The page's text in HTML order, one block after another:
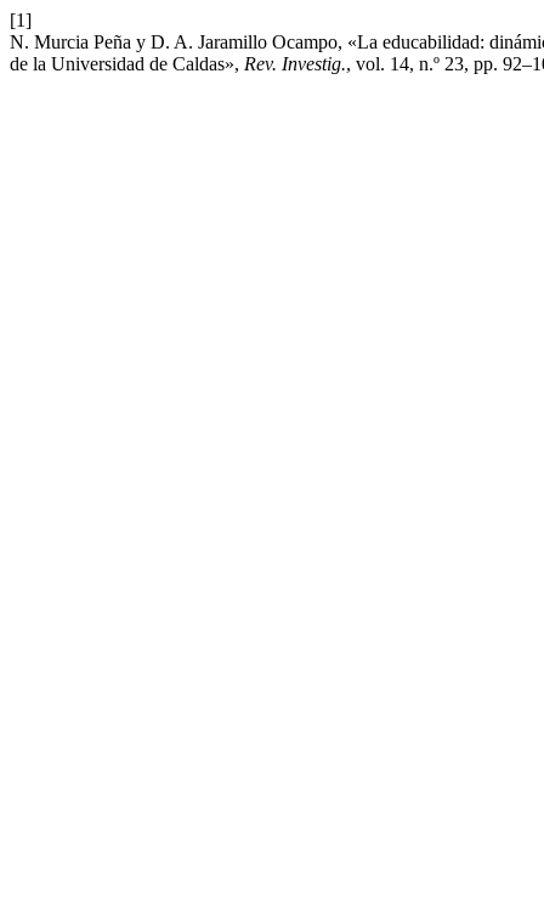
[1]
N. Murcia Peña y D. A. Jaramillo Ocampo, «La educabilidad:
de la Universidad de Caldas», Rev. Investig., vol. 14, n.º 23, pp.